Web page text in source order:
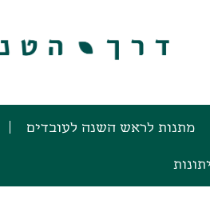
מתנות לראש השנה לעובדים